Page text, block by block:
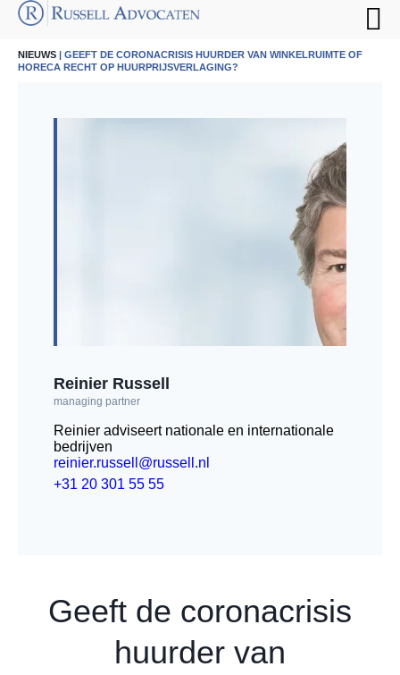
NIEUWS | GEEFT DE CORONACRISIS HUURDER VAN WINKELRUIMTE OF
HORECA RECHT OP HUURPRIJSVERLAGING?
Reinier Russell
managing partner
Reinier adviseert nationale en internationale
bedrijven
reinier.russell@russell.nl
+31 20 301 55 55
Geeft de coronacrisis
huurder van